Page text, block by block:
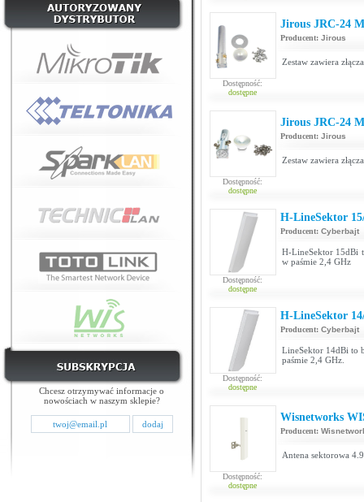
Chcesz otrzymywać informacje o
nowościach w naszym sklepie?
Dostępność:
dostępne
Jirous JRC-24
Producent: Jirous
Zestaw zawiera
Dostępność:
dostępne
Jirous JRC-24
Producent: Jirous
Zestaw zawiera
Dostępność:
dostępne
H-LineSektor
Producent: Cyberbajt
H-LineSektor 15dBi
w paśmie 2,4 GHz
Dostępność:
dostępne
H-LineSektor
Producent: Cyberbajt
LineSektor 14dBi to
paśmie 2,4 GHz.
Dostępność:
dostępne
Wisnetworks
Producent:
Antena sektorowa